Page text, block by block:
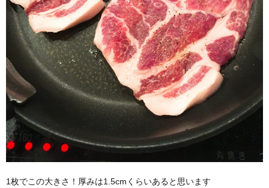
1枚でこの大きさ！厚みは1.5cmくらいあると思います